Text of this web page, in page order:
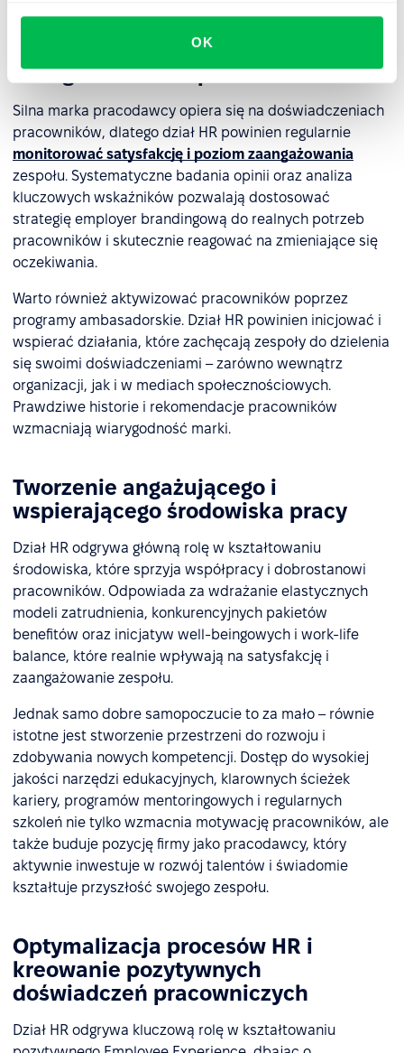
OK
Zarządzanie opiniami i
zaangażowaniem pracowników
Silna marka pracodawcy opiera się na doświadczeniach
pracowników, dlatego dział HR powinien regularnie
monitorować satysfakcję i poziom zaangażowania
zespołu. Systematyczne badania opinii oraz analiza
kluczowych wskaźników pozwalają dostosować
strategię employer brandingową do realnych potrzeb
pracowników i skutecznie reagować na zmieniające się
oczekiwania.
Warto również aktywizować pracowników poprzez
programy ambasadorskie. Dział HR powinien inicjować i
wspierać działania, które zachęcają zespoły do dzielenia
się swoimi doświadczeniami – zarówno wewnątrz
organizacji, jak i w mediach społecznościowych.
Prawdziwe historie i rekomendacje pracowników
wzmacniają wiarygodność marki.
Tworzenie angażującego i
wspierającego środowiska pracy
Dział HR odgrywa główną rolę w kształtowaniu
środowiska, które sprzyja współpracy i dobrostanowi
pracowników. Odpowiada za wdrażanie elastycznych
modeli zatrudnienia, konkurencyjnych pakietów
benefitów oraz inicjatyw well-beingowych i work-life
balance, które realnie wpływają na satysfakcję i
zaangażowanie zespołu.
Jednak samo dobre samopoczucie to za mało – równie
istotne jest stworzenie przestrzeni do rozwoju i
zdobywania nowych kompetencji. Dostęp do wysokiej
jakości narzędzi edukacyjnych, klarownych ścieżek
kariery, programów mentoringowych i regularnych
szkoleń nie tylko wzmacnia motywację pracowników, ale
także buduje pozycję firmy jako pracodawcy, który
aktywnie inwestuje w rozwój talentów i świadomie
kształtuje przyszłość swojego zespołu.
Optymalizacja procesów HR i
kreowanie pozytywnych
doświadczeń pracowniczych
Dział HR odgrywa kluczową rolę w kształtowaniu